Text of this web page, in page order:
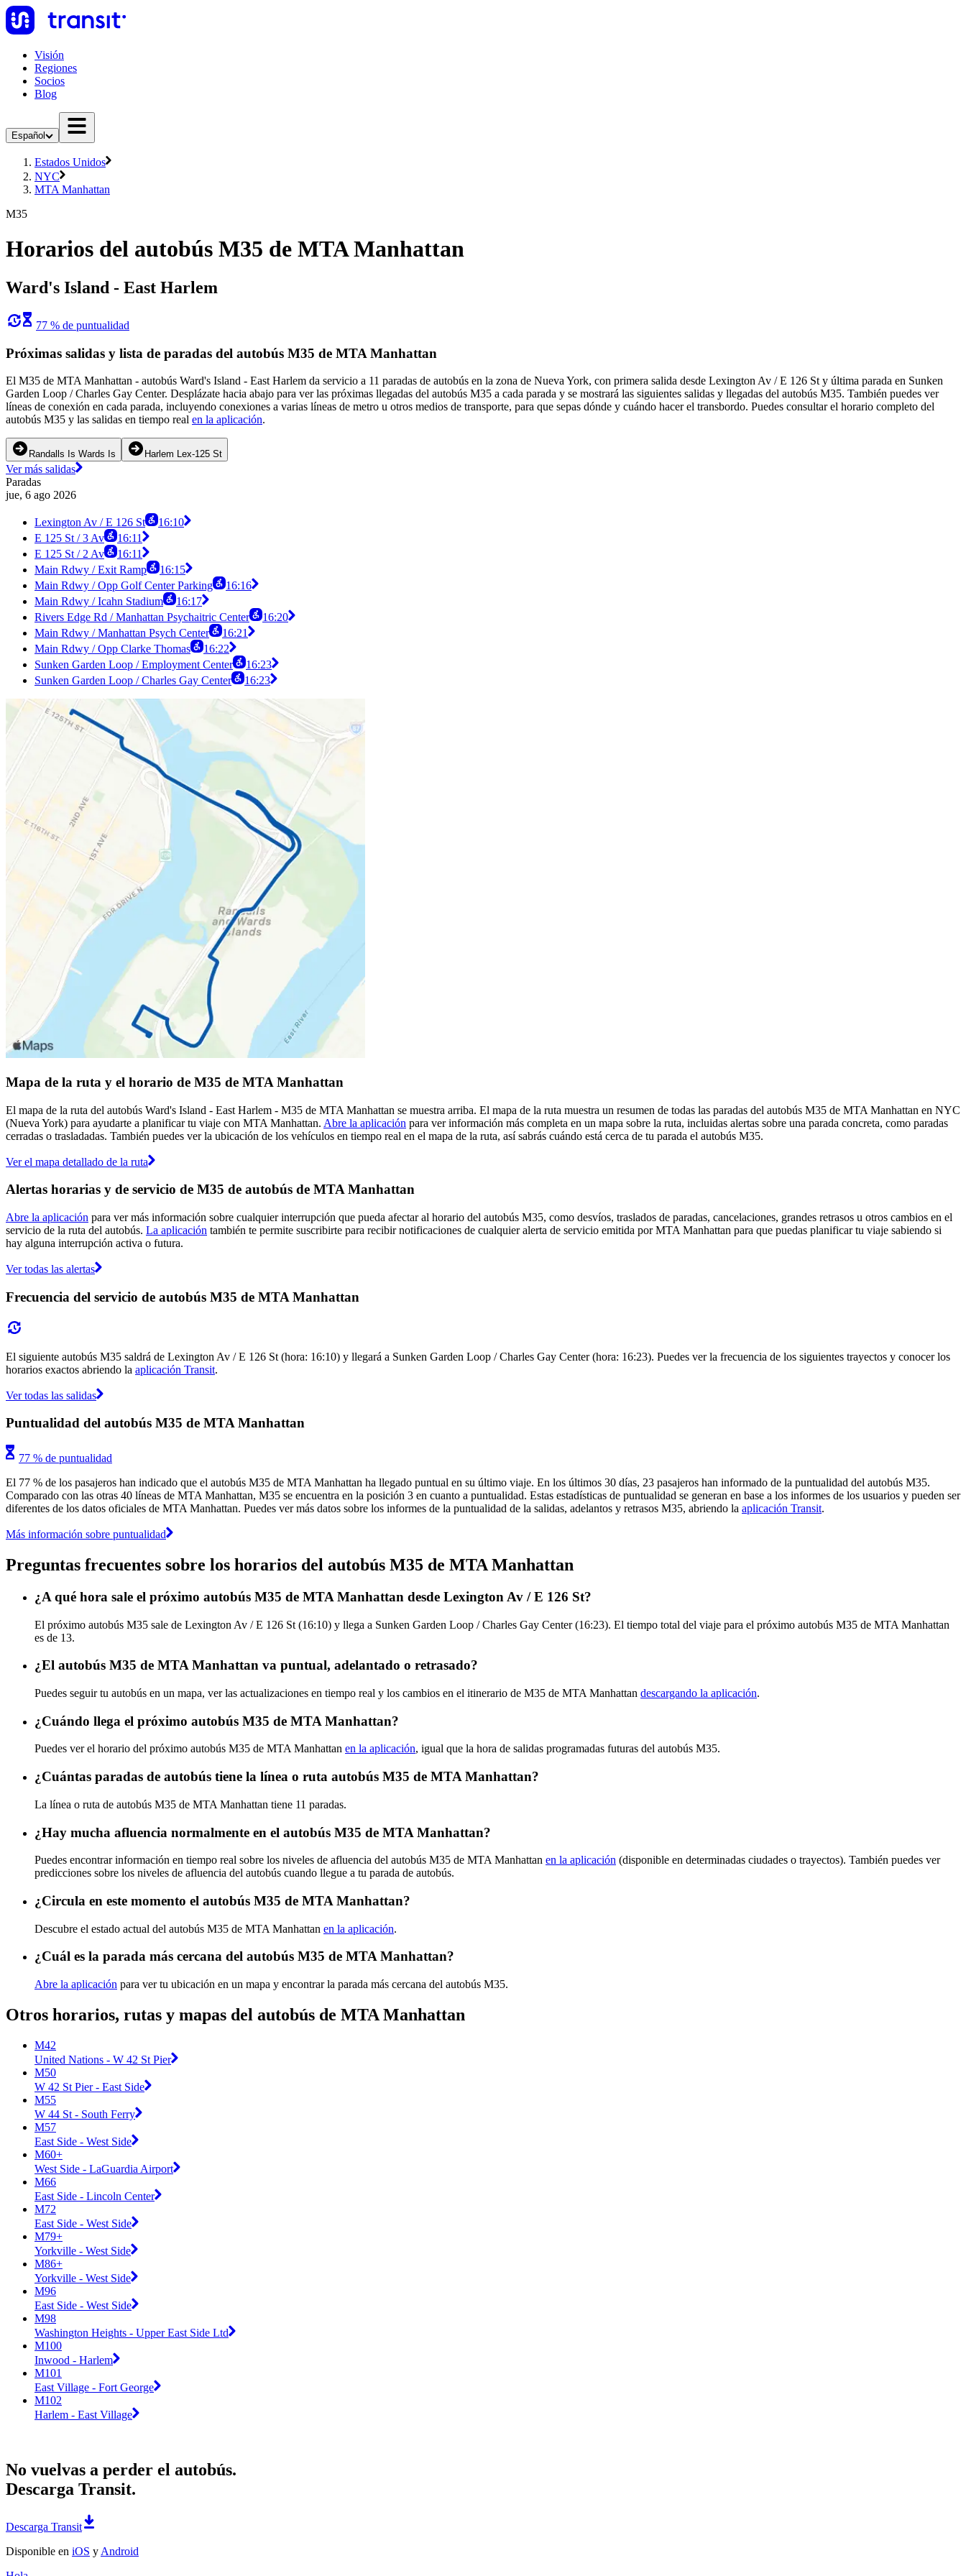
Visión
Regiones
Socios
Blog
Español
Estados Unidos
NYC
MTA Manhattan
M35
Horarios del autobús M35 de MTA Manhattan
Ward's Island - East Harlem
77 % de puntualidad
Próximas salidas y lista de paradas del autobús M35 de MTA Manhattan
El M35 de MTA Manhattan - autobús Ward's Island - East Harlem da servicio a 11 paradas de autobús en la zona de Nueva York, con primera salida desde Lexington Av / E 126 St y última parada en Sunken
Garden Loop / Charles Gay Center. Desplázate hacia abajo para ver las próximas llegadas del autobús M35 a cada parada y se mostrará las siguientes salidas y llegadas del autobús M35. También puedes ver
líneas de conexión en cada parada, incluyendo conexiones a varias líneas de metro u otros medios de transporte, para que sepas dónde y cuándo hacer el transbordo. Puedes consultar el horario completo del
autobús M35 y las salidas en tiempo real en la aplicación.
Randalls Is Wards Is Harlem Lex-125 St
Ver más salidas
Paradas
jue, 6 ago 2026
Lexington Av / E 126 St
16:10
E 125 St / 3 Av
16:11
E 125 St / 2 Av
16:11
Main Rdwy / Exit Ramp
16:15
Main Rdwy / Opp Golf Center Parking
16:16
Main Rdwy / Icahn Stadium
16:17
Rivers Edge Rd / Manhattan Psychaitric Center
16:20
Main Rdwy / Manhattan Psych Center
16:21
Main Rdwy / Opp Clarke Thomas
16:22
Sunken Garden Loop / Employment Center
16:23
Sunken Garden Loop / Charles Gay Center
16:23
Mapa de la ruta y el horario de M35 de MTA Manhattan
El mapa de la ruta del autobús Ward's Island - East Harlem - M35 de MTA Manhattan se muestra arriba. El mapa de la ruta muestra un resumen de todas las paradas del autobús M35 de MTA Manhattan en NYC
(Nueva York) para ayudarte a planificar tu viaje con MTA Manhattan. Abre la aplicación para ver información más completa en un mapa sobre la ruta, incluidas alertas sobre una parada concreta, como paradas
cerradas o trasladadas. También puedes ver la ubicación de los vehículos en tiempo real en el mapa de la ruta, así sabrás cuándo está cerca de tu parada el autobús M35.
Ver el mapa detallado de la ruta
Alertas horarias y de servicio de M35 de autobús de MTA Manhattan
Abre la aplicación para ver más información sobre cualquier interrupción que pueda afectar al horario del autobús M35, como desvíos, traslados de paradas, cancelaciones, grandes retrasos u otros cambios en el
servicio de la ruta del autobús. La aplicación también te permite suscribirte para recibir notificaciones de cualquier alerta de servicio emitida por MTA Manhattan para que puedas planificar tu viaje sabiendo si
hay alguna interrupción activa o futura.
Ver todas las alertas
Frecuencia del servicio de autobús M35 de MTA Manhattan
El siguiente autobús M35 saldrá de Lexington Av / E 126 St (hora: 16:10) y llegará a Sunken Garden Loop / Charles Gay Center (hora: 16:23). Puedes ver la frecuencia de los siguientes trayectos y conocer los
horarios exactos abriendo la aplicación Transit.
Ver todas las salidas
Puntualidad del autobús M35 de MTA Manhattan
77 % de puntualidad
El 77 % de los pasajeros han indicado que el autobús M35 de MTA Manhattan ha llegado puntual en su último viaje. En los últimos 30 días, 23 pasajeros han informado de la puntualidad del autobús M35.
Comparado con las otras 40 líneas de MTA Manhattan, M35 se encuentra en la posición 3 en cuanto a puntualidad. Estas estadísticas de puntualidad se generan en base a los informes de los usuarios y pueden ser
diferentes de los datos oficiales de MTA Manhattan. Puedes ver más datos sobre los informes de la puntualidad de la salidas, adelantos y retrasos M35, abriendo la aplicación Transit.
Más información sobre puntualidad
Preguntas frecuentes sobre los horarios del autobús M35 de MTA Manhattan
¿A qué hora sale el próximo autobús M35 de MTA Manhattan desde Lexington Av / E 126 St?
El próximo autobús M35 sale de Lexington Av / E 126 St (16:10) y llega a Sunken Garden Loop / Charles Gay Center (16:23). El tiempo total del viaje para el próximo autobús M35 de MTA Manhattan
es de 13.
¿El autobús M35 de MTA Manhattan va puntual, adelantado o retrasado?
Puedes seguir tu autobús en un mapa, ver las actualizaciones en tiempo real y los cambios en el itinerario de M35 de MTA Manhattan descargando la aplicación.
¿Cuándo llega el próximo autobús M35 de MTA Manhattan?
Puedes ver el horario del próximo autobús M35 de MTA Manhattan en la aplicación, igual que la hora de salidas programadas futuras del autobús M35.
¿Cuántas paradas de autobús tiene la línea o ruta autobús M35 de MTA Manhattan?
La línea o ruta de autobús M35 de MTA Manhattan tiene 11 paradas.
¿Hay mucha afluencia normalmente en el autobús M35 de MTA Manhattan?
Puedes encontrar información en tiempo real sobre los niveles de afluencia del autobús M35 de MTA Manhattan en la aplicación (disponible en determinadas ciudades o trayectos). También puedes ver
predicciones sobre los niveles de afluencia del autobús cuando llegue a tu parada de autobús.
¿Circula en este momento el autobús M35 de MTA Manhattan?
Descubre el estado actual del autobús M35 de MTA Manhattan en la aplicación.
¿Cuál es la parada más cercana del autobús M35 de MTA Manhattan?
Abre la aplicación para ver tu ubicación en un mapa y encontrar la parada más cercana del autobús M35.
Otros horarios, rutas y mapas del autobús de MTA Manhattan
M42
United Nations - W 42 St Pier
M50
W 42 St Pier - East Side
M55
W 44 St - South Ferry
M57
East Side - West Side
M60+
West Side - LaGuardia Airport
M66
East Side - Lincoln Center
M72
East Side - West Side
M79+
Yorkville - West Side
M86+
Yorkville - West Side
M96
East Side - West Side
M98
Washington Heights - Upper East Side Ltd
M100
Inwood - Harlem
M101
East Village - Fort George
M102
Harlem - East Village
No vuelvas a perder el autobús.
Descarga Transit.
Descarga Transit
Disponible en iOS y Android